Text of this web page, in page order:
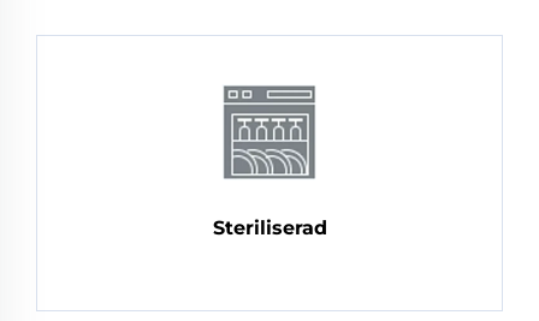
Steriliserad